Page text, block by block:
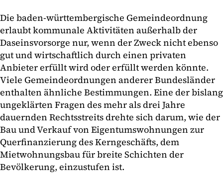
Die baden-württembergische Gemeindeordnung
erlaubt kommunale Aktivitäten außerhalb der
Daseinsvorsorge nur, wenn der Zweck nicht ebenso
gut und wirtschaftlich durch einen privaten
Anbieter erfüllt wird oder erfüllt werden könnte.
Viele Gemeindeordnungen anderer Bundesländer
enthalten ähnliche Bestimmungen. Eine der bislang
ungeklärten Fragen des mehr als drei Jahre
dauernden Rechtsstreits drehte sich darum, wie der
Bau und Verkauf von Eigentumswohnungen zur
Querfinanzierung des Kerngeschäfts, dem
Mietwohnungsbau für breite Schichten der
Bevölkerung, einzustufen ist.